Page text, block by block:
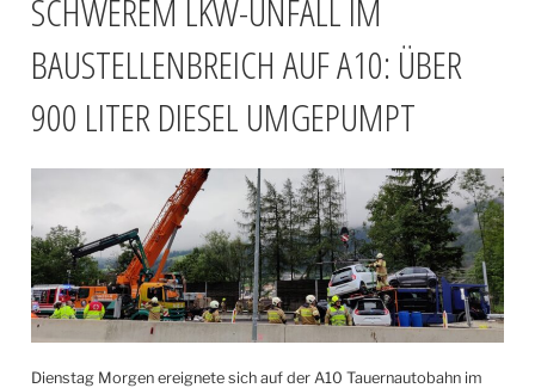
SCHWEREM LKW-UNFALL IM
BAUSTELLENBREICH AUF A10: ÜBER
900 LITER DIESEL UMGEPUMPT
Dienstag Morgen ereignete sich auf der A10 Tauernautobahn im